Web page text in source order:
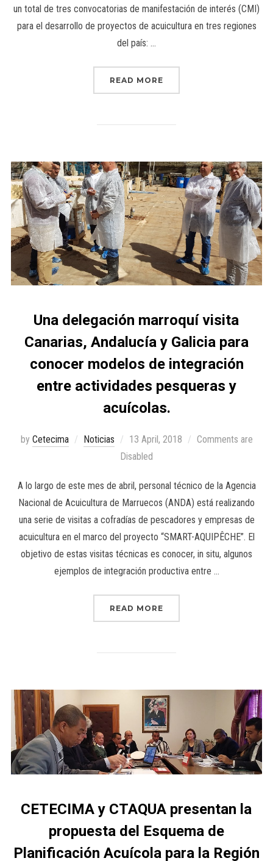
un total de tres convocatorias de manifestación de interés (CMI)
para el desarrollo de proyectos de acuicultura en tres regiones
del país: …
READ MORE
Una delegación marroquí visita
Canarias, Andalucía y Galicia para
conocer modelos de integración
entre actividades pesqueras y
acuícolas.
by Cetecima Noticias 13 April, 2018
Comments are
Disabled
A lo largo de este mes de abril, personal técnico de la Agencia
Nacional de Acuicultura de Marruecos (ANDA) está realizando
una serie de visitas a cofradías de pescadores y empresas de
acuicultura en el marco del proyecto “SMART-AQUIPÊCHE”. El
objetivo de estas visitas técnicas es conocer, in situ, algunos
ejemplos de integración productiva entre …
READ MORE
CETECIMA y CTAQUA presentan la
propuesta del Esquema de
Planificación Acuícola para la Región